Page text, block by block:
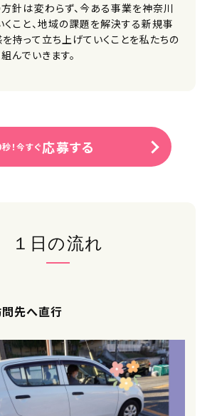
針は変わらず、今ある事業を神奈川
こと、地域の課題を解決する新規事
持って立ち上げていくことを私たちの
んでいきます。
！今すぐ応募する
１日の流れ
先へ直行